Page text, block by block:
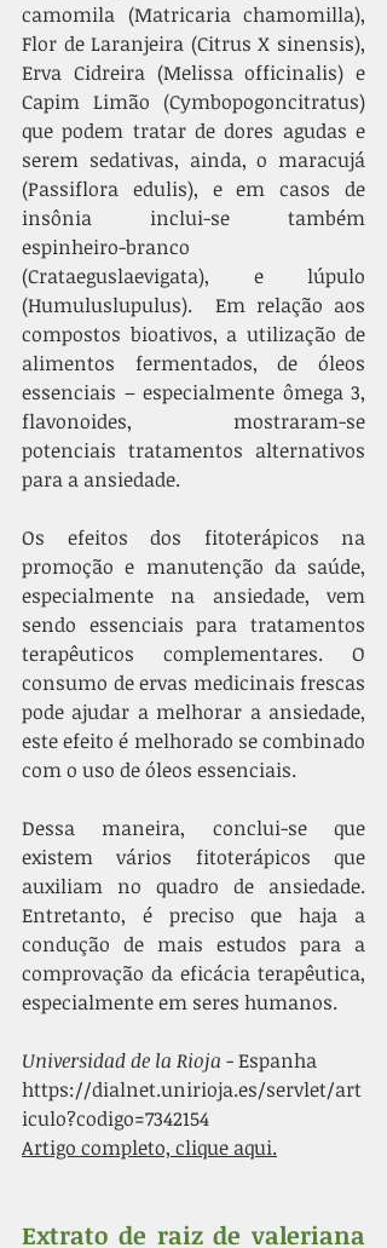
camomila (Matricaria chamomilla),
Flor de Laranjeira (Citrus X sinensis),
Erva Cidreira (Melissa officinalis) e
Capim Limão (Cymbopogoncitratus)
que podem tratar de dores agudas e
serem sedativas, ainda, o maracujá
(Passiflora edulis), e em casos de
insônia inclui-se também
espinheiro-branco
(Crataeguslaevigata), e lúpulo
(Humuluslupulus).  Em relação aos
compostos bioativos, a utilização de
alimentos fermentados, de óleos
essenciais – especialmente ômega 3,
flavonoides, mostraram-se
potenciais tratamentos alternativos
para a ansiedade.
Os efeitos dos fitoterápicos na
promoção e manutenção da saúde,
especialmente na ansiedade, vem
sendo essenciais para tratamentos
terapêuticos complementares. O
consumo de ervas medicinais frescas
pode ajudar a melhorar a ansiedade,
este efeito é melhorado se combinado
com o uso de óleos essenciais.
Dessa maneira, conclui-se que
existem vários fitoterápicos que
auxiliam no quadro de ansiedade.
Entretanto, é preciso que haja a
condução de mais estudos para a
comprovação da eficácia terapêutica,
especialmente em seres humanos.
Universidad de la Rioja - Espanha
https://dialnet.unirioja.es/servlet/art
iculo?codigo=7342154
Artigo completo, clique aqui.